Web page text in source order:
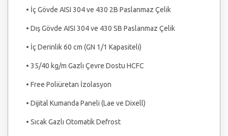
• İç Gövde AISI 304 ve 430 2B Paslanmaz Çelik
• Dış Gövde AISI 304 ve 430 SB Paslanmaz Çelik
• İç Derinlik 60 cm (GN 1/1 Kapasiteli)
• 35/40 kg/m Gazlı Çevre Dostu HCFC
• Free Poliüretan İzolasyon
• Dijital Kumanda Paneli (Lae ve Dixell)
• Sıcak Gazlı Otomatik Defrost